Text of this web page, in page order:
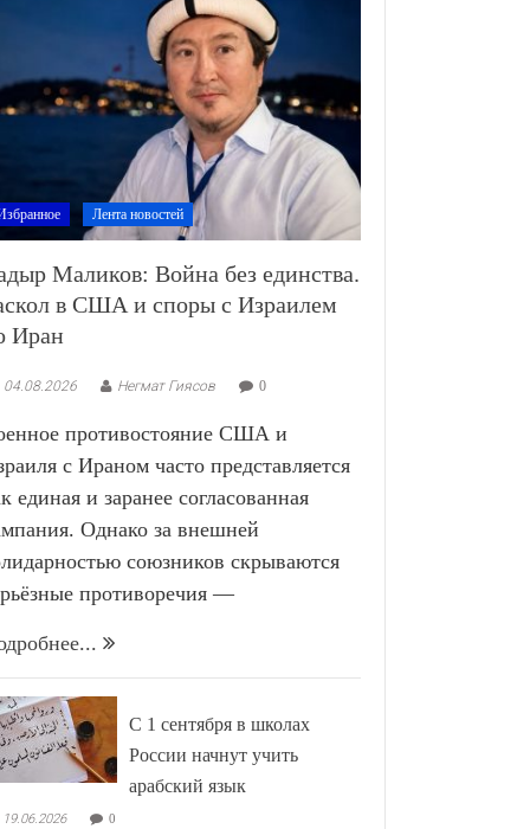
Лента новостей
Маликов: Война без единства.
в США и споры с Израилем
Иран
04.08.2026 Негмат Гиясов 0
противостояние США и
с Ираном часто представляется
единая и заранее согласованная
Однако за внешней
союзников скрываются
противоречия —
С 1 сентября в школах
России начнут учить
арабский язык
19.06.2026 0